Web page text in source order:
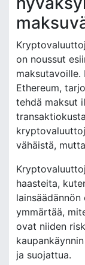
on noussut
Ethereum,
tehdä maksut
vähäistä,
haasteita,
ymmärtää,
ovat niiden
ja suojattua.